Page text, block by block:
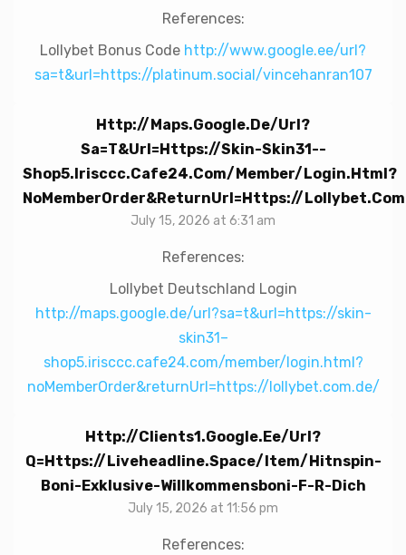
References:
Lollybet Bonus Code http://www.google.ee/url?
sa=t&url=https://platinum.social/vincehanran107
Http://maps.google.de/url?
Sa=t&url=https://skin-Skin31--
Shop5.irisccc.cafe24.com/member/login.html?
NoMemberOrder&returnUrl=https://
July 15, 2026 at 6:31 am
References:
Lollybet Deutschland Login
http://maps.google.de/url?sa=t&url=https://skin-
skin31–
shop5.irisccc.cafe24.com/member/login.html?
noMemberOrder&returnUrl=https://lollybet.com.de/
Http://clients1.google.ee/url?
Q=https://liveheadline.space/item/hitnspin-
Boni-Exklusive-Willkommensboni-F-R-Dich
July 15, 2026 at 11:56 pm
References: